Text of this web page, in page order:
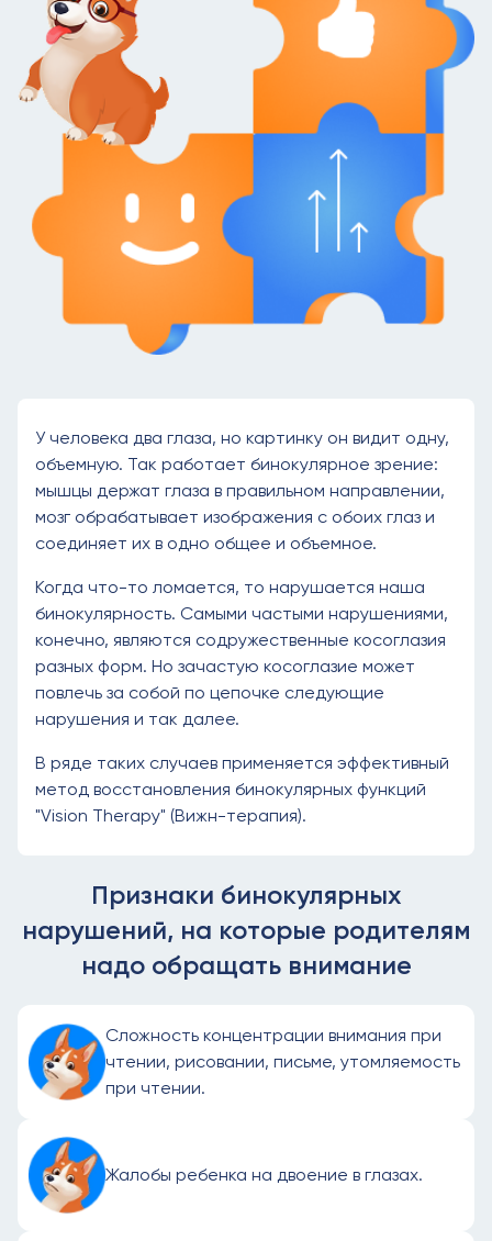
У человека два глаза, но картинку он видит одну,
объемную. Так работает бинокулярное зрение:
мышцы держат глаза в правильном направлении,
мозг обрабатывает изображения с обоих глаз и
соединяет их в одно общее и объемное.
Когда что-то ломается, то нарушается наша
бинокулярность. Самыми частыми нарушениями,
конечно, являются содружественные косоглазия
разных форм. Но зачастую косоглазие может
повлечь за собой по цепочке следующие
нарушения и так далее.
В ряде таких случаев применяется эффективный
метод восстановления бинокулярных функций
"Vision Therapy" (Вижн-терапия).
Признаки бинокулярных
нарушений, на которые родителям
надо обращать внимание
Сложность концентрации внимания при
чтении, рисовании, письме, утомляемость
при чтении.
Жалобы ребенка на двоение в глазах.